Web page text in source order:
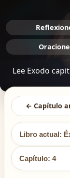
Lee Exodo
← Capítulo
Libro actual:
Capítulo: 4